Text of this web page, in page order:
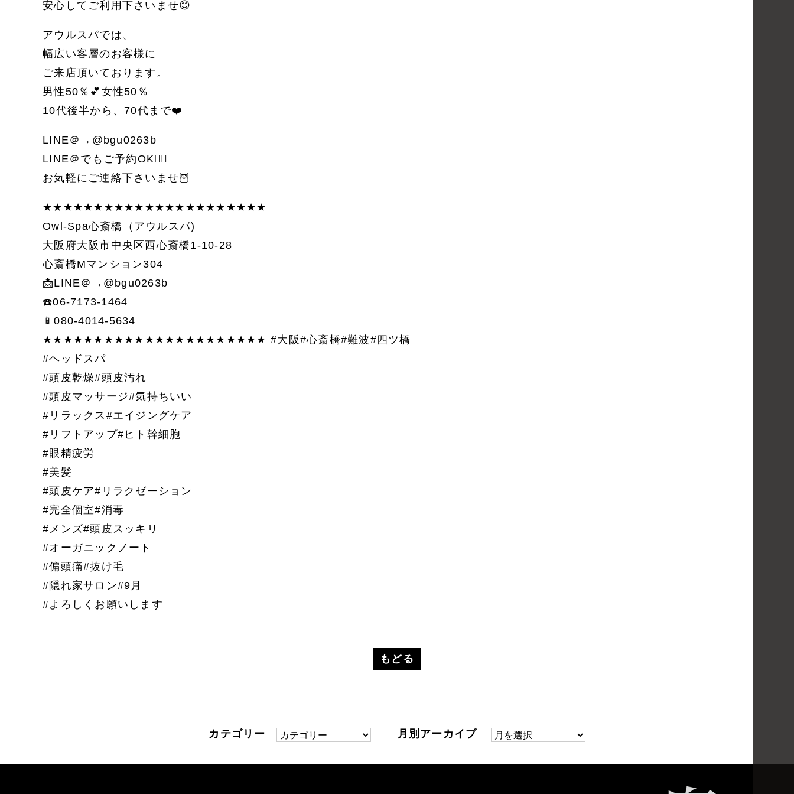
安心してご利用下さいませ😊
アウルスパでは、
幅広い客層のお客様に
ご来店頂いております。
男性50％💕女性50％
10代後半から、70代まで❤️
LINE＠→@bgu0263b
LINE＠でもご予約OK🙆‍♀️
お気軽にご連絡下さいませ🦉
★★★★★★★★★★★★★★★★★★★★★★
Owl-Spa心斎橋（アウルスパ)
大阪府大阪市中央区西心斎橋1-10-28
心斎橋Mマンション304
📩LINE＠→@bgu0263b
☎️06-7173-1464
📱080-4014-5634
★★★★★★★★★★★★★★★★★★★★★★ #大阪#心斎橋#難波#四ツ橋
#ヘッドスパ
#頭皮乾燥#頭皮汚れ
#頭皮マッサージ#気持ちいい
#リラックス#エイジングケア
#リフトアップ#ヒト幹細胞
#眼精疲労
#美髪
#頭皮ケア#リラクゼーション
#完全個室#消毒
#メンズ#頭皮スッキリ
#オーガニックノート
#偏頭痛#抜け毛
#隠れ家サロン#9月
#よろしくお願いします
もどる
カテゴリー 月別アーカイブ